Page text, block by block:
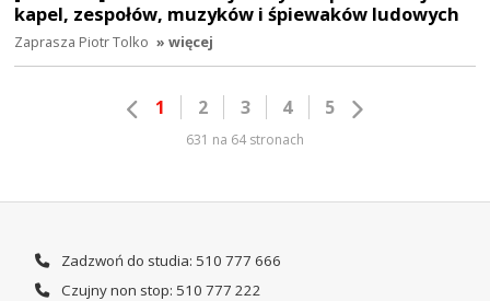
kapel, zespołów, muzyków i śpiewaków ludowych
Zaprasza Piotr Tolko » więcej
1 2 3 4 5
631 na 64 stronach
Zadzwoń do studia: 510 777 666
Czujny non stop: 510 777 222